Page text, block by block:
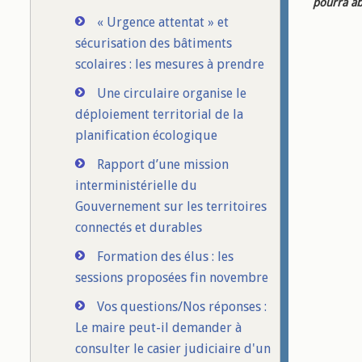
« Urgence attentat » et
sécurisation des bâtiments
scolaires : les mesures à prendre
Une circulaire organise le
déploiement territorial de la
planification écologique
Rapport d’une mission
interministérielle du
Gouvernement sur les territoires
connectés et durables
Formation des élus : les
sessions proposées fin novembre
Vos questions/Nos réponses :
Le maire peut-il demander à
consulter le casier judiciaire d'un